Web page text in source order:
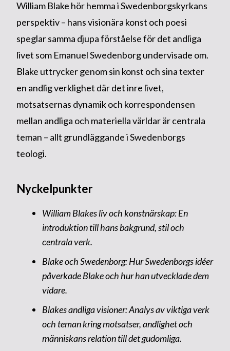
William Blake hör hemma i Swedenborgskyrkans
perspektiv – hans visionära konst och poesi
speglar samma djupa förståelse för det andliga
livet som Emanuel Swedenborg undervisade om.
Blake uttrycker genom sin konst och sina texter
en andlig verklighet där det inre livet,
motsatsernas dynamik och korrespondensen
mellan andliga och materiella världar är centrala
teman – allt grundläggande i Swedenborgs
teologi.
Nyckelpunkter
William Blakes liv och konstnärskap: En
introduktion till hans bakgrund, stil och
centrala verk.
Blake och Swedenborg: Hur Swedenborgs idéer
påverkade Blake och hur han utvecklade dem
vidare.
Blakes andliga visioner: Analys av viktiga verk
och teman kring motsatser, andlighet och
människans relation till det gudomliga.